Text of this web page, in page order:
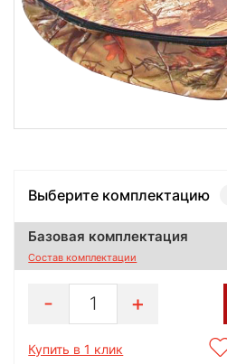
Выберите комплектацию
Базовая комплектация
Состав комплектации
1
Купить в 1 клик